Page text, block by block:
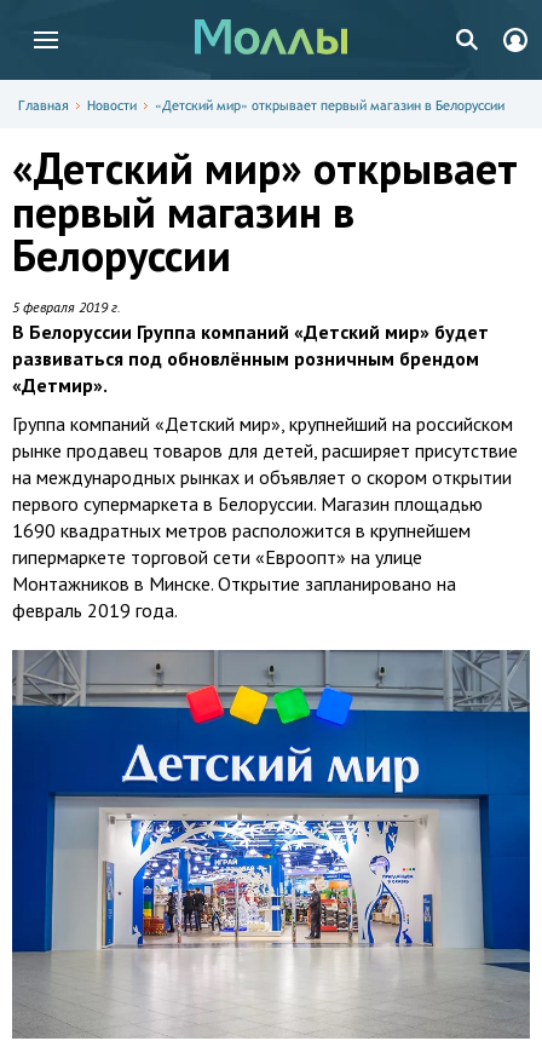
Главная Новости «Детский мир» открывает первый магазин в Белоруссии
«Детский мир» открывает
первый магазин в
Белоруссии
5 февраля 2019 г.
В Белоруссии Группа компаний «Детский мир» будет
развиваться под обновлённым розничным брендом
«Детмир».
Группа компаний «Детский мир», крупнейший на российском
рынке продавец товаров для детей, расширяет присутствие
на международных рынках и объявляет о скором открытии
первого супермаркета в Белоруссии. Магазин площадью
1690 квадратных метров расположится в крупнейшем
гипермаркете торговой сети «Евроопт» на улице
Монтажников в Минске. Открытие запланировано на
февраль 2019 года.